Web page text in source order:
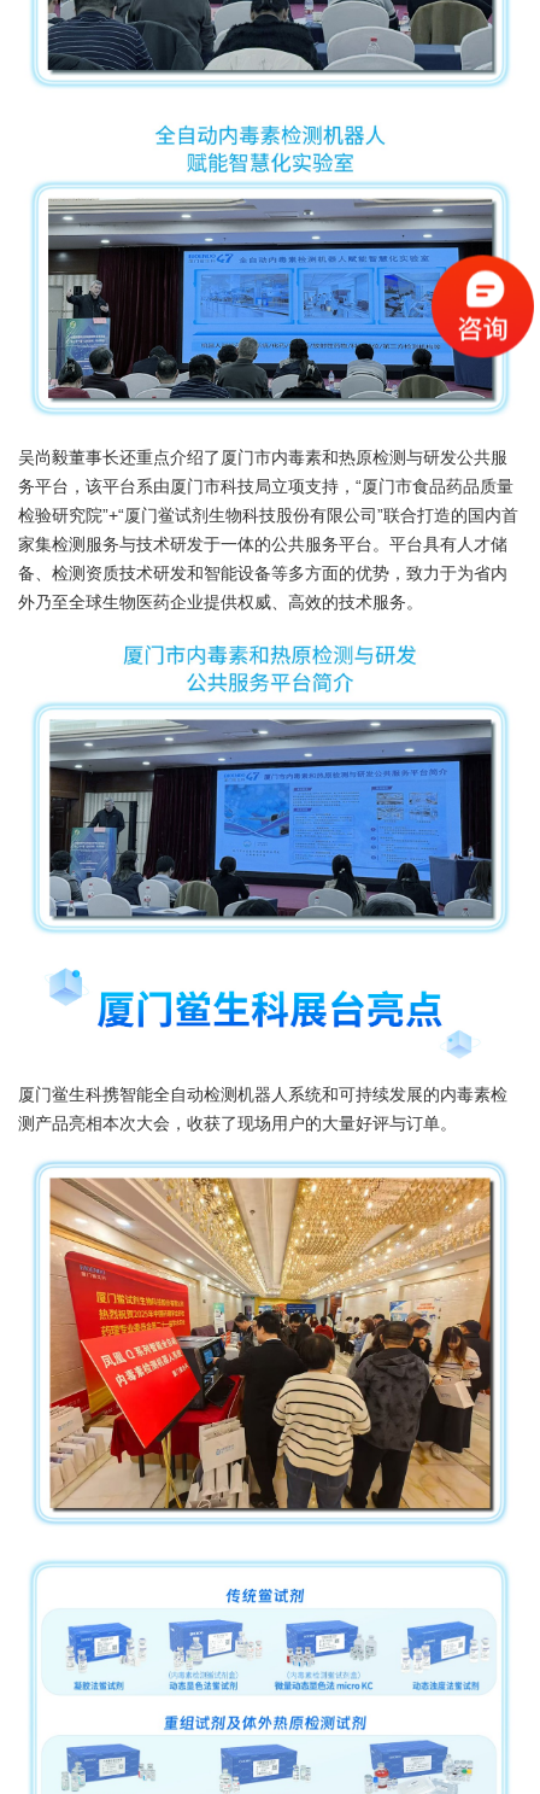
吴尚毅董事长还重点介绍了厦门市内毒素和热原检测与研发公共服
务平台，该平台系由厦门市科技局立项支持，“厦门市食品药品质量
检验研究院”+“厦门鲎试剂生物科技股份有限公司”联合打造的国内首
家集检测服务与技术研发于一体的公共服务平台。平台具有人才储
备、检测资质技术研发和智能设备等多方面的优势，致力于为省内
外乃至全球生物医药企业提供权威、高效的技术服务。
厦门鲎生科携智能全自动检测机器人系统和可持续发展的内毒素检
测产品亮相本次大会，收获了现场用户的大量好评与订单。